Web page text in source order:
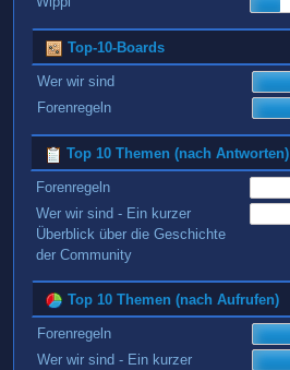
Top-10-Boards
Wer wir sind
Forenregeln
Top 10 Themen (nach Antworten)
Forenregeln
Wer wir sind - Ein kurzer
Überblick über die Geschichte
der Community
Top 10 Themen (nach Aufrufen)
Forenregeln
Wer wir sind - Ein kurzer